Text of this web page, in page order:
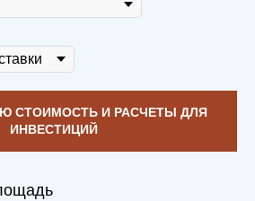
СТОИМОСТЬ И РАСЧЕТЫ ДЛЯ
ИНВЕСТИЦИЙ